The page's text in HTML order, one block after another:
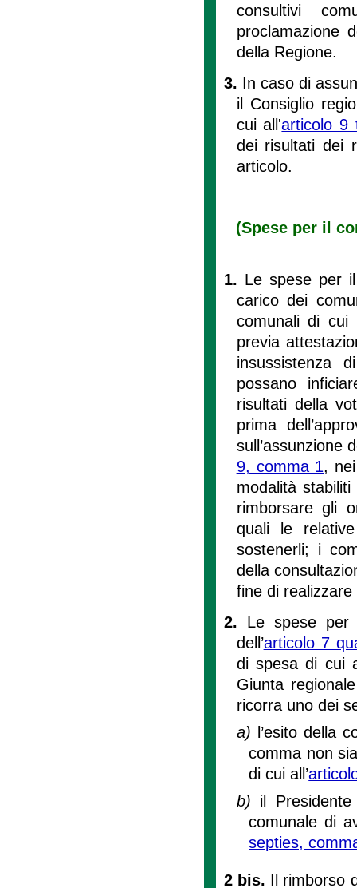
consultivi
proclamazione
della Regione.
3. In caso di
il Consiglio
cui all'articolo 9
dei risultati dei
articolo.
(Spese per il
1. Le spese per
carico dei
comunali di cui
previa
insussistenza
possano
risultati della
prima
sull’assunzione
9, comma 1,
modalità
rimborsare gli
quali le
sostenerli; i
della
fine di
2. Le spese per
dell’articolo 7
di spesa di cui
Giunta
ricorra uno dei
a)
l’esito della
comma non
di cui all’
b) il
comunale di
septies,
2 bis. Il rimborso